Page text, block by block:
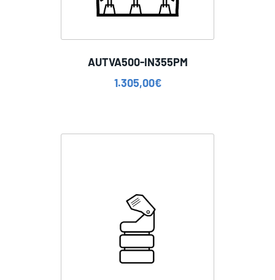
AUTVA500-IN355PM
1.305,00€